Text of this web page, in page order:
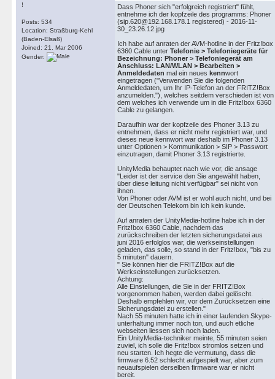
!
Posts: 534
Location: Straßburg-Kehl
(Baden-Elsaß)
Joined: 21. Mar 2006
Gender:
Dass Phoner sich "erfolgreich registriert" fühlt,
entnehme ich der kopfzeile des programms: Phoner
(sip.620@192.168.178.1 registered) - 2016-11-
30_23.26.12.jpg
Ich habe auf anraten der AVM-hotline in der Fritz!box
6360 Cable unter Telefonie > Telefoniegeräte für
Bezeichnung: Phoner > Telefoniegerät am
Anschluss: LAN/WLAN > Bearbeiten >
Anmeldedaten mal ein neues kennwort
eingetragen ("Verwenden Sie die folgenden
Anmeldedaten, um Ihr IP-Telefon an der FRITZ!Box
anzumelden."), welches seitdem verschieden ist von
dem welches ich verwende um in die Fritz!box 6360
Cable zu gelangen.
Daraufhin war der kopfzeile des Phoner 3.13 zu
entnehmen, dass er nicht mehr registriert war, und
dieses neue kennwort war deshalb im Phoner 3.13
unter Optionen > Kommunikation > SIP > Passwort
einzutragen, damit Phoner 3.13 registrierte.
UnityMedia behauptet nach wie vor, die ansage
"Leider ist der service den Sie angewählt haben,
über diese leitung nicht verfügbar" sei nicht von
ihnen.
Von Phoner oder AVM ist er wohl auch nicht, und bei
der Deutschen Telekom bin ich kein kunde.
Auf anraten der UnityMedia-hotline habe ich in der
Fritz!box 6360 Cable, nachdem das
zurückschreiben der letzten sicherungsdatei aus
juni 2016 erfolglos war, die werkseinstellungen
geladen, das solle, so stand in der Fritz!box, "bis zu
5 minuten" dauern.
" Sie können hier die FRITZ!Box auf die
Werkseinstellungen zurücksetzen.
Achtung:
Alle Einstellungen, die Sie in der FRITZ!Box
vorgenommen haben, werden dabei gelöscht.
Deshalb empfehlen wir, vor dem Zurücksetzen eine
Sicherungsdatei zu erstellen."
Nach 55 minuten hatte ich in einer laufenden Skype-
unterhaltung immer noch ton, und auch etliche
webseiten liessen sich noch laden.
Ein UnityMedia-techniker meinte, 55 minuten seien
zuviel, ich solle die Fritz!box stromlos setzen und
neu starten. Ich hegte die vermutung, dass die
firmware 6.52 schlecht aufgespielt war, aber zum
neuaufspielen derselben firmware war er nicht
bereit.